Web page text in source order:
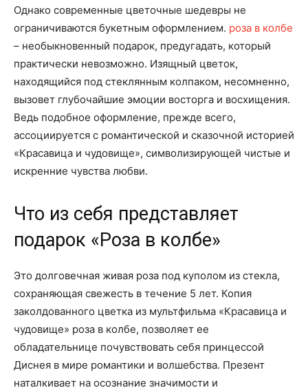
Однако современные цветочные шедевры не
ограничиваются букетным оформлением. роза в колбе
– необыкновенный подарок, предугадать, который
практически невозможно. Изящный цветок,
находящийся под стеклянным колпаком, несомненно,
вызовет глубочайшие эмоции восторга и восхищения.
Ведь подобное оформление, прежде всего,
ассоциируется с романтической и сказочной историей
«Красавица и чудовище», символизирующей чистые и
искренние чувства любви.
Что из себя представляет
подарок «Роза в колбе»
Это долговечная живая роза под куполом из стекла,
сохраняющая свежесть в течение 5 лет. Копия
заколдованного цветка из мультфильма «Красавица и
чудовище» роза в колбе, позволяет ее
обладательнице почувствовать себя принцессой
Диснея в мире романтики и волшебства. Презент
наталкивает на осознание значимости и